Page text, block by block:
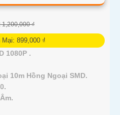
1,200,000 ₫
899,000 ₫
1080P .
10m Hồng Ngoại SMD.